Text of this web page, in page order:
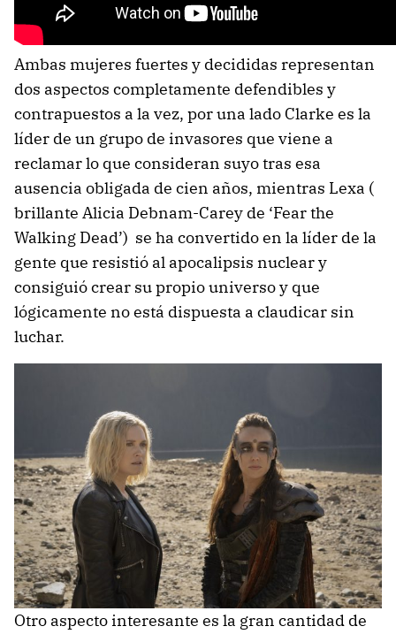
Ambas mujeres fuertes y decididas representan
dos aspectos completamente defendibles y
contrapuestos a la vez, por una lado Clarke es la
líder de un grupo de invasores que viene a
reclamar lo que consideran suyo tras esa
ausencia obligada de cien años, mientras Lexa (
brillante Alicia Debnam-Carey de ‘Fear the
Walking Dead’) se ha convertido en la líder de la
gente que resistió al apocalipsis nuclear y
consiguió crear su propio universo y que
lógicamente no está dispuesta a claudicar sin
luchar.
Otro aspecto interesante es la gran cantidad de